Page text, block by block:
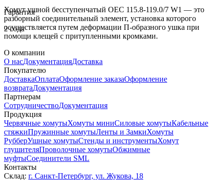
Гарантия
2 года
Хомут ушной бесступенчатый OEC 115.8-119.0/7 W1 — это
разборный соединительный элемент, установка которого
осуществляется путем деформации П-образного ушка при
помощи клещей с притупленными кромками.
О компании
О насДокументацияДоставка
Покупателю
ДоставкаОплатаОформление заказаОформление
возвратаДокументация
Партнерам
СотрудничествоДокументация
Продукция
Червячные хомутыХомуты миниСиловые хомутыКабельные
стяжкиПружинные хомутыЛенты и ЗамкиХомуты
РубберУшные хомутыСтенды и инструментыХомут
глушителяПроволочные хомутыОбжимные
муфтыСоединители SML
Контакты
Склад: г. Санкт-Петербург, ул. Жукова, 18